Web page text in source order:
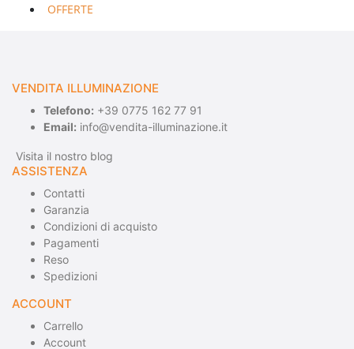
OFFERTE
VENDITA ILLUMINAZIONE
Telefono: +39 0775 162 77 91
Email: info@vendita-illuminazione.it
Visita il nostro blog
ASSISTENZA
Contatti
Garanzia
Condizioni di acquisto
Pagamenti
Reso
Spedizioni
ACCOUNT
Carrello
Account